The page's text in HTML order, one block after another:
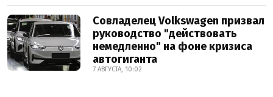
Совладелец Volkswagen призвал
руководство "действовать
немедленно" на фоне кризиса
автогиганта
7 АВГУСТА, 10:02